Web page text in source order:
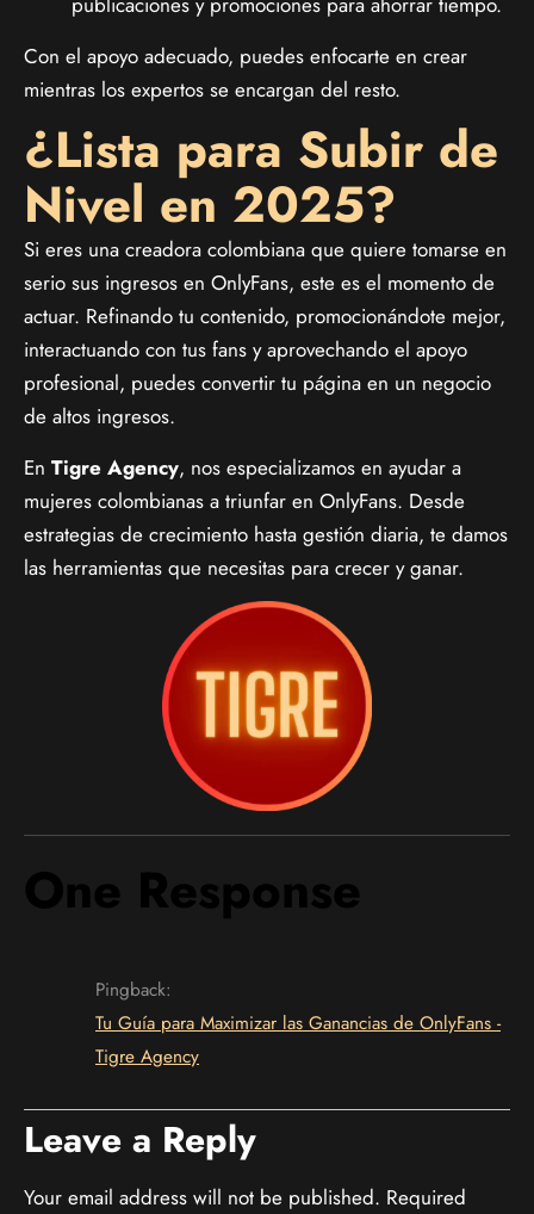
Con el apoyo adecuado, puedes enfocarte en crear
mientras los expertos se encargan del resto.
¿Lista para Subir de
Nivel en 2025?
Si eres una creadora colombiana que quiere tomarse en
serio sus ingresos en OnlyFans, este es el momento de
actuar. Refinando tu contenido, promocionándote mejor,
interactuando con tus fans y aprovechando el apoyo
profesional, puedes convertir tu página en un negocio
de altos ingresos.
En Tigre Agency, nos especializamos en ayudar a
mujeres colombianas a triunfar en OnlyFans. Desde
estrategias de crecimiento hasta gestión diaria, te damos
las herramientas que necesitas para crecer y ganar.
One Response
Pingback:
Tu Guía para Maximizar las Ganancias de OnlyFans -
Tigre Agency
Leave a Reply
Your email address will not be published. Required